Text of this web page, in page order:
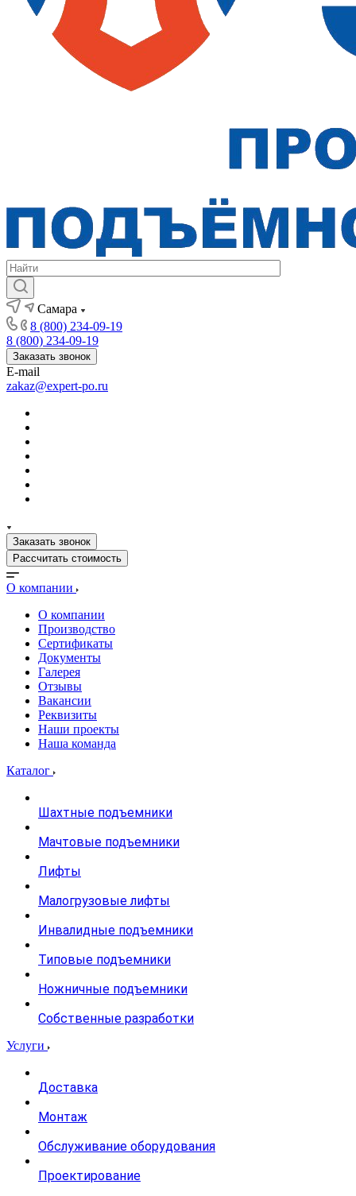
Самара
8 (800) 234-09-19
8 (800) 234-09-19
Заказать звонок
E-mail
zakaz@expert-po.ru
Заказать звонок
Рассчитать стоимость
О компании
О компании
Производство
Сертификаты
Документы
Галерея
Отзывы
Вакансии
Реквизиты
Наши проекты
Наша команда
Каталог
Шахтные подъемники
Мачтовые подъемники
Лифты
Малогрузовые лифты
Инвалидные подъемники
Типовые подъемники
Ножничные подъемники
Собственные разработки
Услуги
Доставка
Монтаж
Обслуживание оборудования
Проектирование